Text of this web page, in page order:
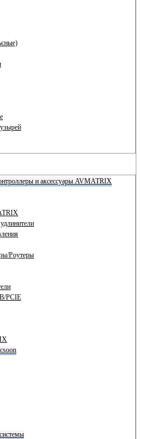
и аксессуары AVMATRIX
Роутеры
PCIE